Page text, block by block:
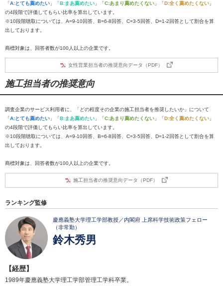
「A:とても薦めたい 」「B:まあ薦めたい 」「C:あまり薦めたくない 」「D:全く薦めたくない 」
の4段階で評価してもらい比率を算出しています。
※10段階聴取については、A=9-10回答、B=6-8回答、C=3-5回答、D=1-2回答として割合を算
出しております。
商標対象は、回答者数が100人以上の企業です。
女性営業担当者の推奨意向データ（PDF）
施工担当者の推奨意向
調査企業のサービス利用者に、「どの程度その企業の施工担当者を推奨したいか」について
「A:とても薦めたい 」「B:まあ薦めたい 」「C:あまり薦めたくない 」「D:全く薦めたくない 」
の4段階で評価してもらい比率を算出しています。
※10段階聴取については、A=9-10回答、B=6-8回答、C=3-5回答、D=1-2回答として割合を算
出しております。
商標対象は、回答者数が100人以上の企業です。
施工担当者の推奨意向データ（PDF）
ランキング監修
慶應義塾大学理工学部教授／内閣府 上席科学技術政策フェロー
（非常勤）
鈴木秀男
【経歴】
1989年慶應義塾大学理工学部管理工学科卒業。